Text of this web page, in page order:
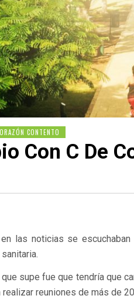
CONTENTO
Con C De
las noticias se
supe fue que tendría que
realizar reuniones de más de